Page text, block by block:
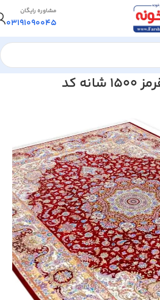
مشاوره رایگان
03191090045
فرش تندیس رنگ قرمز 1500 شانه کد